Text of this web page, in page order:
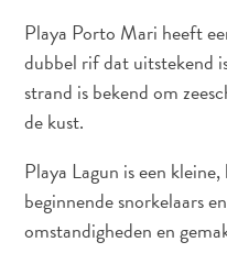
om
bekend?
Playa Porto Mari heeft
dubbel rif dat uitstekend
strand is bekend om
de kust.
Playa Lagun is een
beginnende snorkelaars
omstandigheden en